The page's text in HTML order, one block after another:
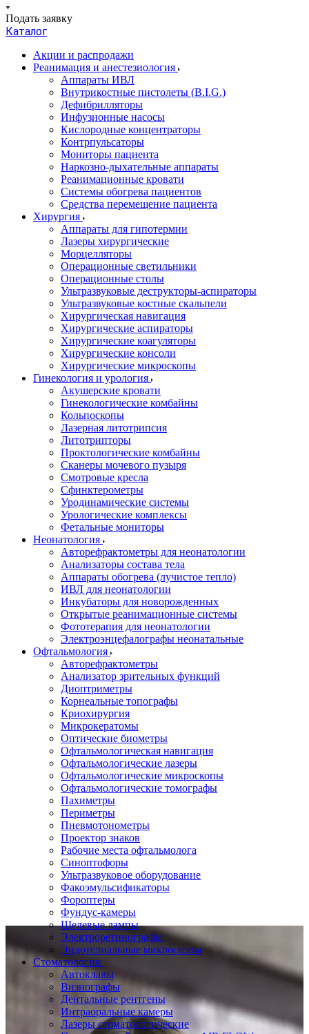
Подать заявку
Каталог
Акции и распродажи
Реанимация и анестезиология
Аппараты ИВЛ
Внутрикостные пистолеты (B.I.G.)
Дефибрилляторы
Инфузионные насосы
Кислородные концентраторы
Контрпульсаторы
Мониторы пациента
Наркозно-дыхательные аппараты
Реанимационные кровати
Системы обогрева пациентов
Средства перемещение пациента
Хирургия
Аппараты для гипотермии
Лазеры хирургические
Морцелляторы
Операционные светильники
Операционные столы
Ультразвуковые деструкторы-аспираторы
Ультразвуковые костные скальпели
Хирургическая навигация
Хирургические аспираторы
Хирургические коагуляторы
Хирургические консоли
Хирургические микроскопы
Гинекология и урология
Акушерские кровати
Гинекологические комбайны
Кольпоскопы
Лазерная литотрипсия
Литотрипторы
Проктологические комбайны
Сканеры мочевого пузыря
Смотровые кресла
Сфинктерометры
Уродинамические системы
Урологические комплексы
Фетальные мониторы
Неонатология
Авторефрактометры для неонатологии
Анализаторы состава тела
Аппараты обогрева (лучистое тепло)
ИВЛ для неонатологии
Инкубаторы для новорожденных
Открытые реанимационные системы
Фототерапия для неонатологии
Электроэнцефалографы неонатальные
Офтальмология
Авторефрактометры
Анализатор зрительных функций
Диоптриметры
Корнеальные топографы
Криохирургия
Микрокератомы
Оптические биометры
Офтальмологическая навигация
Офтальмологические лазеры
Офтальмологические микроскопы
Офтальмологические томографы
Пахиметры
Периметры
Пневмотонометры
Проектор знаков
Рабочие места офтальмолога
Синоптофоры
Ультразвуковое оборудование
Факоэмульсификаторы
Фороптеры
Фундус-камеры
Щелевые лампы
Электроретинографы
Эндотелиальные микроскопы
Стоматология
Автоклавы
Визиографы
Дентальные рентгены
Интраоральные камеры
Лазеры стоматологические